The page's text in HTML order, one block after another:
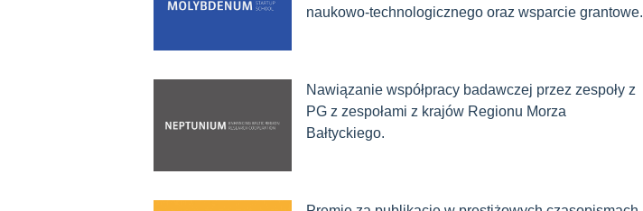
naukowo-technologicznego oraz wsparcie grantowe.
Nawiązanie współpracy badawczej przez zespoły z
PG z zespołami z krajów Regionu Morza
Bałtyckiego.